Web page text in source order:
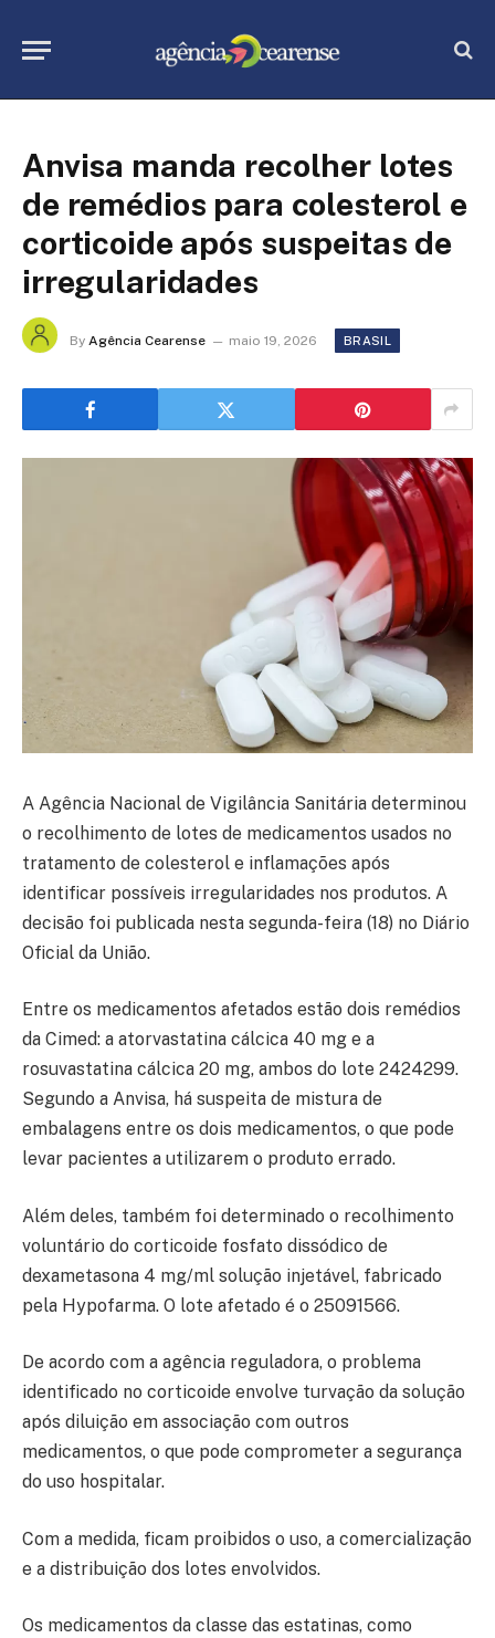
Anvisa manda recolher lotes
de remédios para colesterol e
corticoide após suspeitas de
irregularidades
By Agência Cearense maio 19, 2026 BRASIL
A Agência Nacional de Vigilância Sanitária determinou
o recolhimento de lotes de medicamentos usados no
tratamento de colesterol e inflamações após
identificar possíveis irregularidades nos produtos. A
decisão foi publicada nesta segunda-feira (18) no Diário
Oficial da União.
Entre os medicamentos afetados estão dois remédios
da Cimed: a atorvastatina cálcica 40 mg e a
rosuvastatina cálcica 20 mg, ambos do lote 2424299.
Segundo a Anvisa, há suspeita de mistura de
embalagens entre os dois medicamentos, o que pode
levar pacientes a utilizarem o produto errado.
Além deles, também foi determinado o recolhimento
voluntário do corticoide fosfato dissódico de
dexametasona 4 mg/ml solução injetável, fabricado
pela Hypofarma. O lote afetado é o 25091566.
De acordo com a agência reguladora, o problema
identificado no corticoide envolve turvação da solução
após diluição em associação com outros
medicamentos, o que pode comprometer a segurança
do uso hospitalar.
Com a medida, ficam proibidos o uso, a comercialização
e a distribuição dos lotes envolvidos.
Os medicamentos da classe das estatinas, como